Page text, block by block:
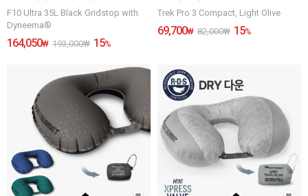
F10 Ultra 35L Black Gridstop with
Dyneema®
164,050₩ 193,000₩ 15%
Trek Pro 3 Compact, Light Olive
69,700₩ 82,000₩ 15%